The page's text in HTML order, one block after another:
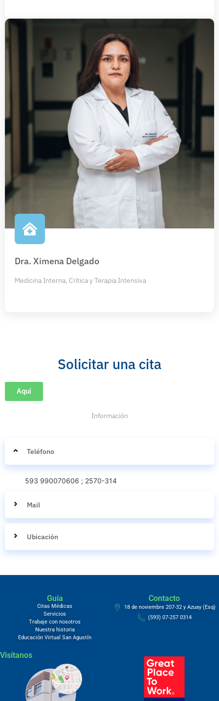
Dra. Ximena Delgado
Medicina Interna, Crítica y Terapia Intensiva
Solicitar una cita
Aquí
Información
Teléfono
593 990070606 ; 2570-314
Mail
Ubicación
Guía
Citas Médicas
Servicios
Trabaje con nosotros
Nuestra historia
Educación Virtual San Agustín
Contacto
18 de noviembre 207-32 y Azuay (Esq)
(593) 07-257 0314
Visítanos